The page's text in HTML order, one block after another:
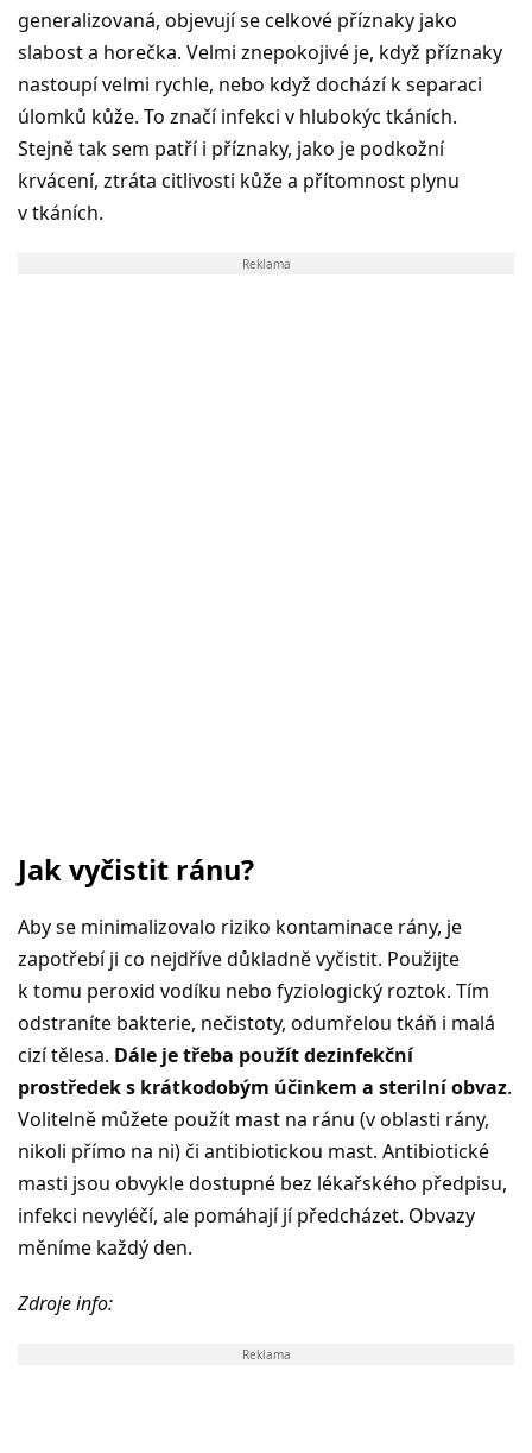
generalizovaná, objevují se celkové příznaky jako
slabost a horečka. Velmi znepokojivé je, když příznaky
nastoupí velmi rychle, nebo když dochází k separaci
úlomků kůže. To značí infekci v hlubokýc tkáních.
Stejně tak sem patří i příznaky, jako je podkožní
krvácení, ztráta citlivosti kůže a přítomnost plynu
v tkáních.
Reklama
Jak vyčistit ránu?
Aby se minimalizovalo riziko kontaminace rány, je
zapotřebí ji co nejdříve důkladně vyčistit. Použijte
k tomu peroxid vodíku nebo fyziologický roztok. Tím
odstraníte bakterie, nečistoty, odumřelou tkáň i malá
cizí tělesa. Dále je třeba použít dezinfekční
prostředek s krátkodobým účinkem a sterilní obvaz.
Volitelně můžete použít mast na ránu (v oblasti rány,
nikoli přímo na ni) či antibiotickou mast. Antibiotické
masti jsou obvykle dostupné bez lékařského předpisu,
infekci nevyléčí, ale pomáhají jí předcházet. Obvazy
měníme každý den.
Zdroje info:
Reklama